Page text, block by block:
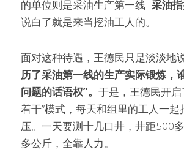
的单位则是采油生产第一线--采油
说白了就是来当挖油工人的。
面对这种待遇，王德民只是淡淡地
历了采油第一线的生产实际锻炼，
问题的话语权”。 于是，王德民开启
着干”模式，每天和组里的工人一
压。一天要测十几口井，井距500
多公斤，全靠人力。